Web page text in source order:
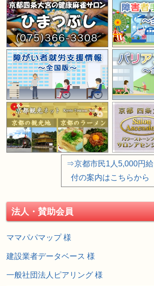
⇒京都市民1人5,000円給
付の案内はこちらから
法人・賛助会員
ママパパマップ 様
建設業者データベース 様
一般社団法人ピアリング 様